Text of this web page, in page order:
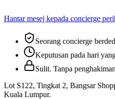
Hantar mesej kepada concierge
Seorang concierge
Keputusan pada hari
Sulit. Tanpa
Lot S122, Tingkat 2, Bangsar
Kuala Lumpur.